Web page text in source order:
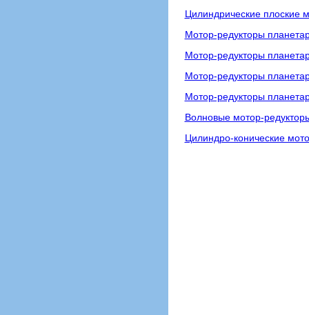
Цилиндрические плоские
Мотор-редукторы
Мотор-редукторы
Мотор-редукторы
Мотор-редукторы
Волновые мотор-
Цилиндро-конические